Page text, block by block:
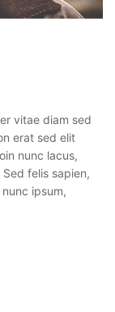
vitae diam sed
erat sed elit
nunc lacus,
felis sapien,
ipsum,